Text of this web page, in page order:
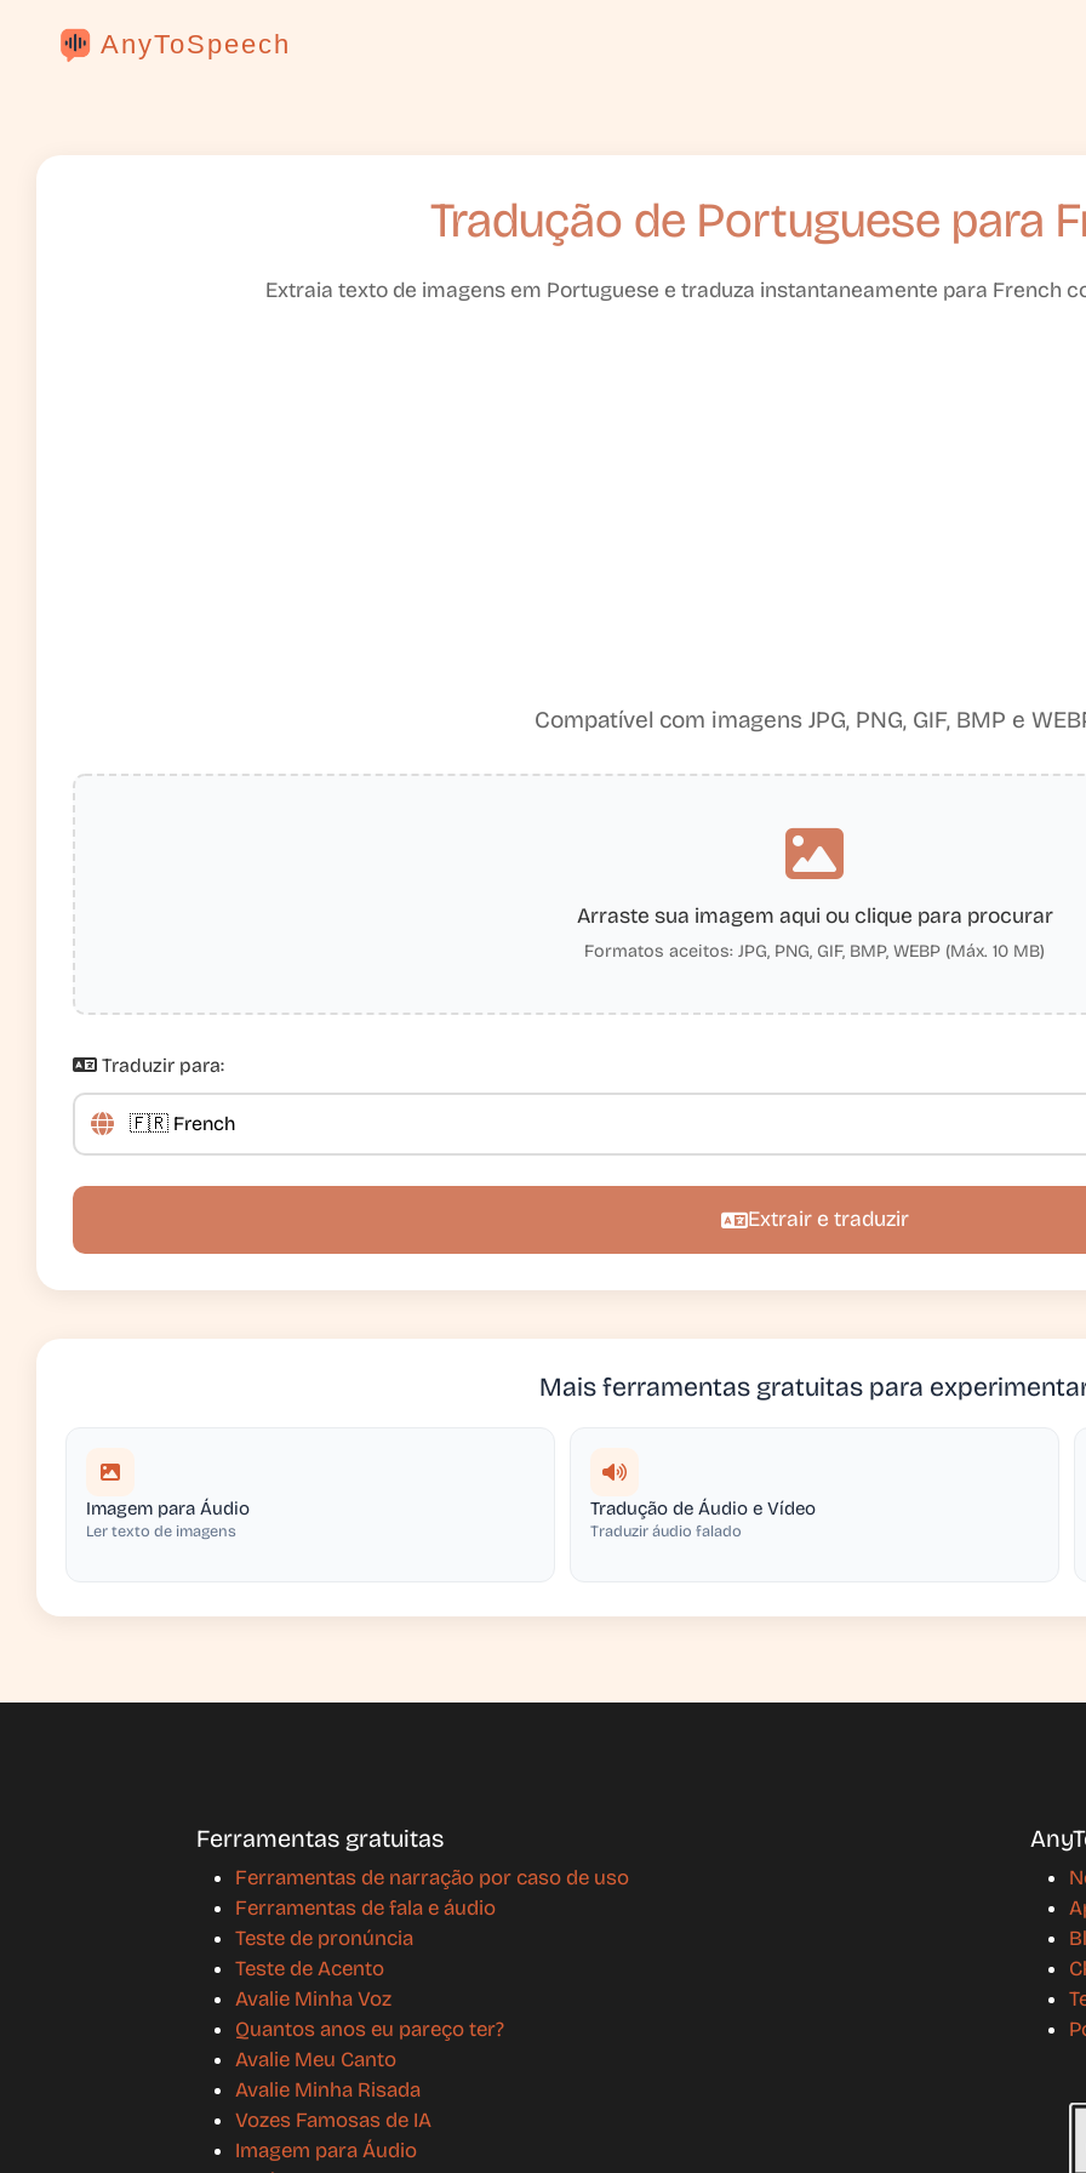
AnyToSpeech
Tradução de Portuguese para
Extraia texto de imagens em Portuguese e traduza instantaneamente para French
Compatível com imagens JPG, PNG, GIF, BMP e
Arraste sua imagem aqui ou clique para procurar
Formatos aceitos: JPG, PNG, GIF, BMP, WEBP (Máx. 10 MB)
Traduzir para:
Extrair e traduzir
Mais ferramentas gratuitas para
Imagem para Áudio
Ler texto de imagens
Tradução de Áudio e Vídeo
Traduzir áudio falado
Ferramentas gratuitas
Ferramentas de narração por caso de uso
Ferramentas de fala e áudio
Teste de pronúncia
Teste de Acento
Avalie Minha Voz
Quantos anos eu pareço ter?
Avalie Meu Canto
Avalie Minha Risada
Vozes Famosas de IA
Imagem para Áudio